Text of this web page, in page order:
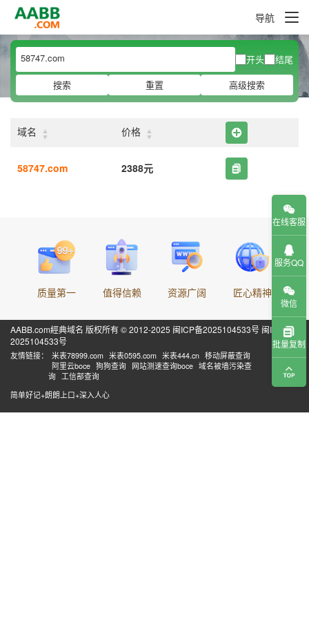
导航
开头
结尾
搜索
重置 高级搜索
域名 ▲
▼ 价格 ▲
▼
58747.com 2388元
质量第一 值得信赖 资源广阔 匠心精神
AABB.com經典域名 版权所有 © 2012-2025 闽ICP备2025104533号 闽ICP备
2025104533号
友情链接： 米表78999.com 米表0595.com 米表444.cn 移动屏蔽查询
阿里云boce 狗狗查询 网站测速查询boce 域名被墙污染查
询 工信部查询
简单好记+朗朗上口+深入人心
在线客服
服务QQ
微信
批量复制